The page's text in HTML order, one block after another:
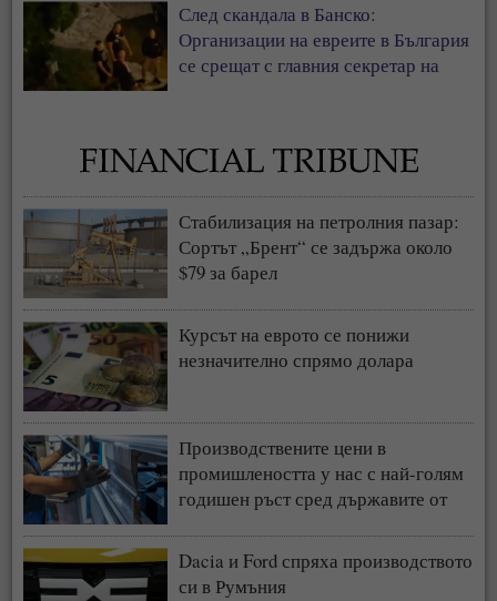
След скандала в Банско:
Организации на евреите в България
се срещат с главния секретар на
Стабилизация на петролния пазар:
Сортът „Брент“ се задържа около
$79 за барел
Курсът на еврото се понижи
незначително спрямо долара
Производствените цени в
промишлеността у нас с най-голям
годишен ръст сред държавите от
Dacia и Ford спряха производството
си в Румъния